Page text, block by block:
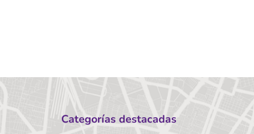
Categorías destacadas